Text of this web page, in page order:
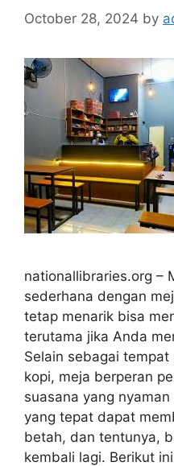
October 28, 2024 by
nationallibraries.org –
sederhana dengan
tetap menarik bisa
terutama jika Anda
Selain sebagai
kopi, meja berperan
suasana yang
yang tepat dapat
betah, dan tentunya,
kembali lagi. Berikut